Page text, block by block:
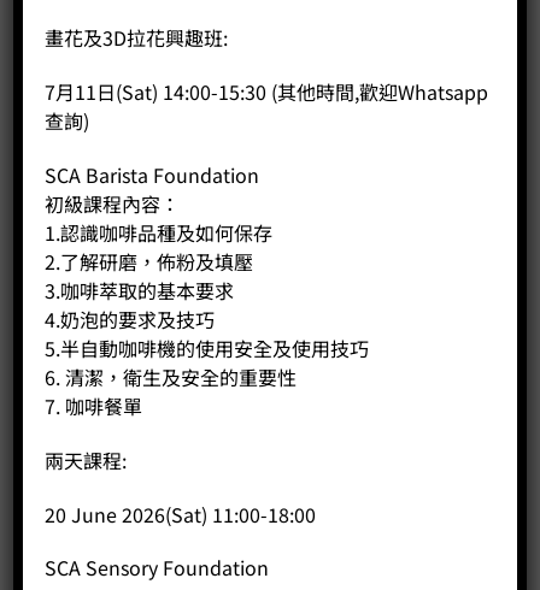
500cc IVY LKY x WPM尖嘴不銹鋼拉花缸（刷紋）
Price: HK$
畫花及3D拉花興趣班:
7月11日(Sat) 14:00-15:30 (其他時間,歡迎Whatsapp
查詢)
SCA Barista Foundation
初級課程內容：
1.認識咖啡品種及如何保存
2.了解研磨，佈粉及填壓
3.咖啡萃取的基本要求
4.奶泡的要求及技巧
5.半自動咖啡機的使用安全及使用技巧
6. 清潔，衛生及安全的重要性
7. 咖啡餐單
兩天課程:
20 June 2026(Sat) 11:00-18:00
SCA Sensory Foundation